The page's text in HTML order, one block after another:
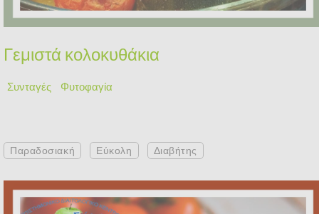
Γεμιστά κολοκυθάκια
Συνταγές Φυτοφαγία
Παραδοσιακή Εύκολη Διαβήτης